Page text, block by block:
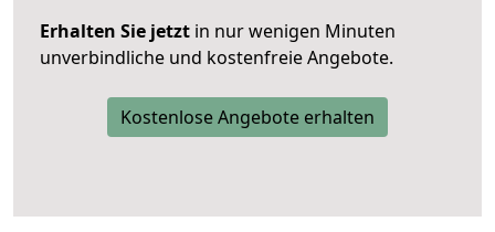
Erhalten Sie jetzt in nur wenigen Minuten
unverbindliche und kostenfreie Angebote.
Kostenlose Angebote erhalten